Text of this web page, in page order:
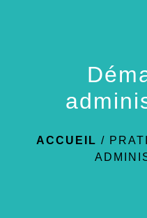
ACCUEIL /